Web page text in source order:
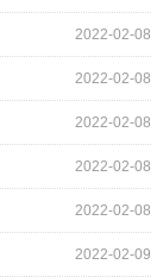
2022-02-08
2022-02-08
2022-02-08
2022-02-08
2022-02-08
2022-02-09